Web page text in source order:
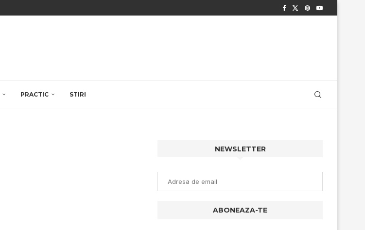
PRACTIC STIRI
NEWSLETTER